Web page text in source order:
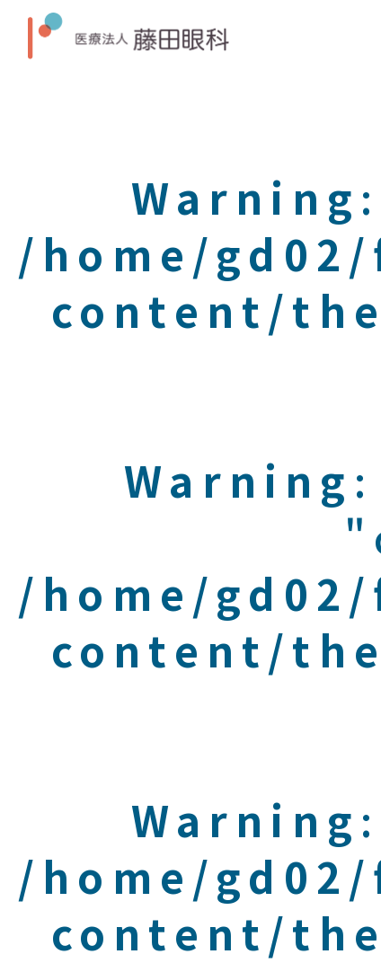
Warning
/home/
content/
Warning
/home/
content/
Warning
/home/
content/